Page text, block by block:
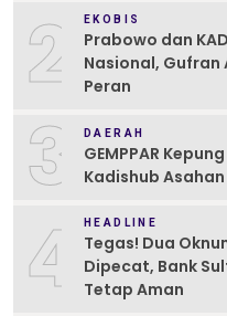
2 EKOBIS
Prabowo dan
Nasional, Gufran
Peran
3 DAERAH
GEMPPAR
Kadishub
4 HEADLINE
Tegas! Dua
Dipecat, Bank
Tetap Aman